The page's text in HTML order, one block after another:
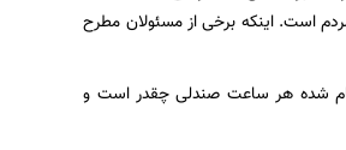
است. اینکه برخی از مسئولان مطرح
شده هر ساعت صندلی چقدر است و